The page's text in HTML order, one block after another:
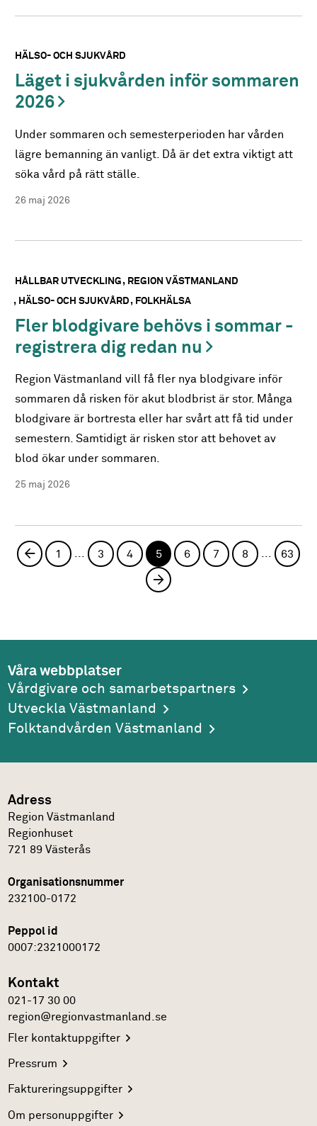
HÄLSO- OCH SJUKVÅRD
Läget i sjukvården inför sommaren
2026
Under sommaren och semesterperioden har vården
lägre bemanning än vanligt. Då är det extra viktigt att
söka vård på rätt ställe.
26 maj 2026
HÅLLBAR UTVECKLING
REGION VÄSTMANLAND
HÄLSO- OCH SJUKVÅRD
FOLKHÄLSA
Fler blodgivare behövs i sommar -
registrera dig redan nu
Region Västmanland vill få fler nya blodgivare inför
sommaren då risken för akut blodbrist är stor. Många
blodgivare är bortresta eller har svårt att få tid under
semestern. Samtidigt är risken stor att behovet av
blod ökar under sommaren.
25 maj 2026
Föregående sida
1 ... 3 4 5 6 7 8 ... 63
Nästa sida
Våra webbplatser
Vårdgivare och samarbetspartners
Utveckla Västmanland
Folktandvården Västmanland
Adress
Region Västmanland
Regionhuset
721 89 Västerås
Organisationsnummer
232100-0172
Peppol id
0007:2321000172
Kontakt
021-17 30 00
region@regionvastmanland.se
Flerkontaktuppgifter
Pressrum
Faktureringsuppgifter
Om personuppgifter